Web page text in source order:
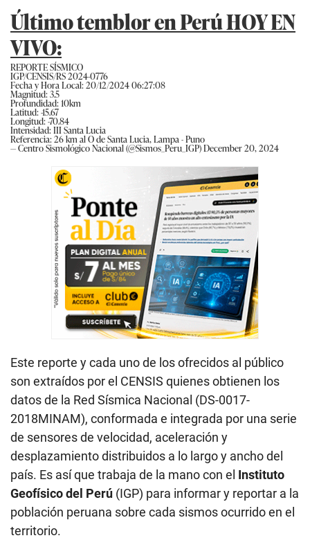
Último temblor en Perú HOY EN
VIVO:
REPORTE SÍSMICO
IGP/CENSIS/RS 2024-0776
Fecha y Hora Local: 20/12/2024 06:27:08
Magnitud: 3.5
Profundidad: 10km
Latitud: -15.67
Longitud: -70.84
Intensidad: III Santa Lucia
Referencia: 26 km al O de Santa Lucia, Lampa - Puno
— Centro Sismológico Nacional (@Sismos_Peru_IGP)December 20, 2024
Este reporte y cada uno de los ofrecidos al público
son extraídos por el CENSIS quienes obtienen los
datos de la Red Sísmica Nacional (DS-0017-
2018MINAM), conformada e integrada por una serie
de sensores de velocidad, aceleración y
desplazamiento distribuidos a lo largo y ancho del
país. Es así que trabaja de la mano con el Instituto
Geofísico del Perú (IGP) para informar y reportar a la
población peruana sobre cada sismos ocurrido en el
territorio.